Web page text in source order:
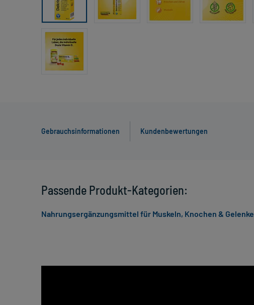
Gebrauchsinformationen Kundenbewertungen
Passende Produkt-Kategorien:
Nahrungsergänzungsmittel für Muskeln, Knochen & Gelenke